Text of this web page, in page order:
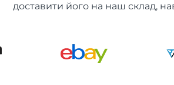
доставити його на наш склад,